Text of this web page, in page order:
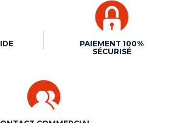
PAIEMENT 100%
SÉCURISÉ